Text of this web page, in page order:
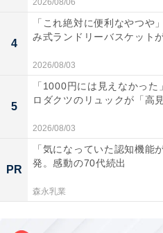
ミにおいて以下のような口
スーパー銭湯とは思えな
マッサージがとても気持
露天風呂から見える景色
付けでした
2026/08/06
4
「これ絶対に便利なやつや
み式ランドリーバスケット
2026/08/03
5
「1000円には見えなかっ
ロダクツのリュックが「高
2026/08/03
PR
「気になっていた認知機能
発。感動の70代続出
森永乳業